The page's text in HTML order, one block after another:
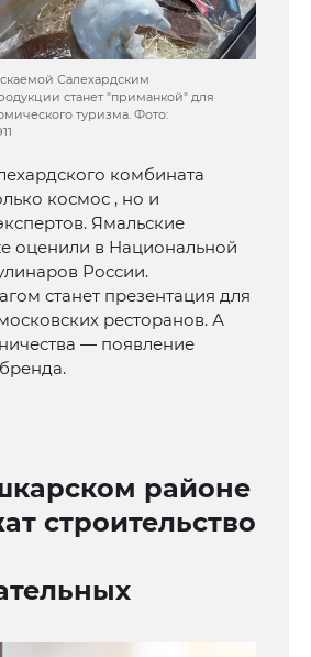
Салехардским
станет "приманкой" для
туризма. Фото:
комбината
космос , но и
Ямальские
оценили в Национальной
России.
станет презентация для
ресторанов. А
— появление
районе
строительство